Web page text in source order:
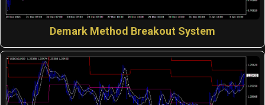
Demark Method Breakout System